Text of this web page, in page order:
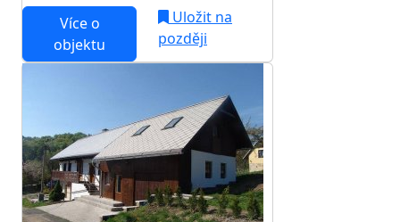
Více o
objektu
Uložit na
později